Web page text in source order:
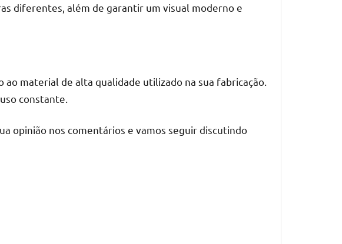
diferentes, além de garantir um visual moderno e
material de alta qualidade utilizado na sua fabricação.
constante.
opinião nos comentários e vamos seguir discutindo